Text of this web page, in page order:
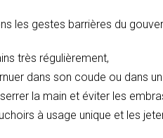
les gestes barrières du
très régulièrement,
dans son coude ou dans
la main et éviter les
à usage unique et les